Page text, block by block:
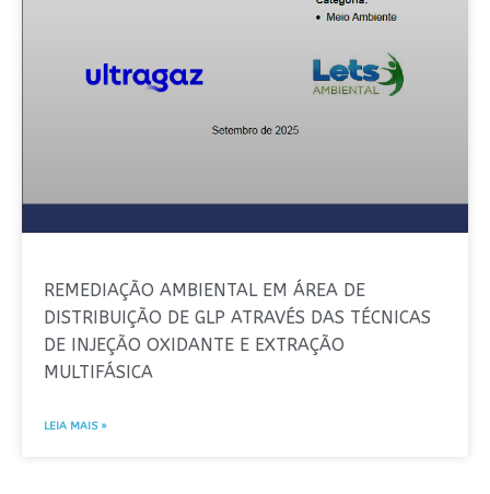
REMEDIAÇÃO AMBIENTAL EM ÁREA DE
DISTRIBUIÇÃO DE GLP ATRAVÉS DAS TÉCNICAS
DE INJEÇÃO OXIDANTE E EXTRAÇÃO
MULTIFÁSICA
LEIA MAIS »